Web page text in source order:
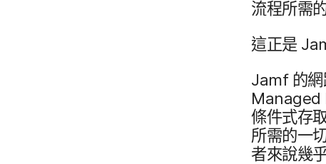
流程​所​需​
這​正​是
Jamf 的​
Managed
條件​式​存
所​需​的​一​
者​來​說​幾